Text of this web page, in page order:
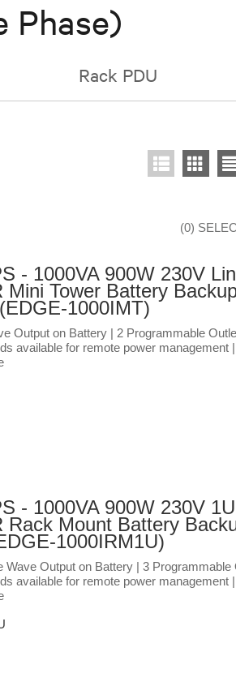
Phase)
Rack PDU